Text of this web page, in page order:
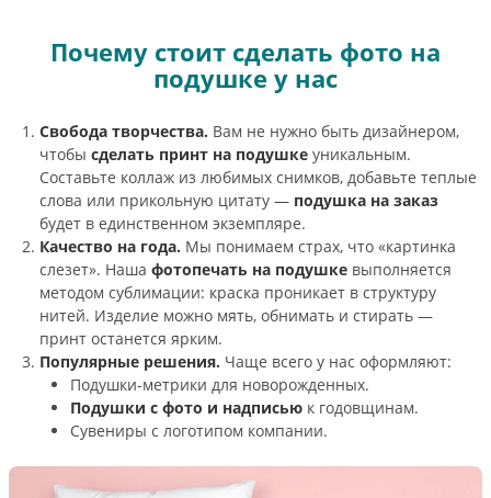
Почему стоит сделать фото на
подушке у нас
Свобода творчества. Вам не нужно быть дизайнером,
чтобы сделать принт на подушке уникальным.
Составьте коллаж из любимых снимков, добавьте теплые
слова или прикольную цитату — подушка на заказ
будет в единственном экземпляре.
Качество на года. Мы понимаем страх, что «картинка
слезет». Наша фотопечать на подушке выполняется
методом сублимации: краска проникает в структуру
нитей. Изделие можно мять, обнимать и стирать —
принт останется ярким.
Популярные решения. Чаще всего у нас оформляют:
Подушки-метрики для новорожденных.
Подушки с фото и надписью к годовщинам.
Сувениры с логотипом компании.